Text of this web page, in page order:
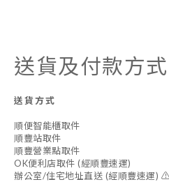
送貨及付款方式
送貨方式
順便智能櫃取件
順豐站取件
順豐營業點取件
OK便利店取件 (經順豐速運)
辦公室/住宅地址直送 (經順豐速運)